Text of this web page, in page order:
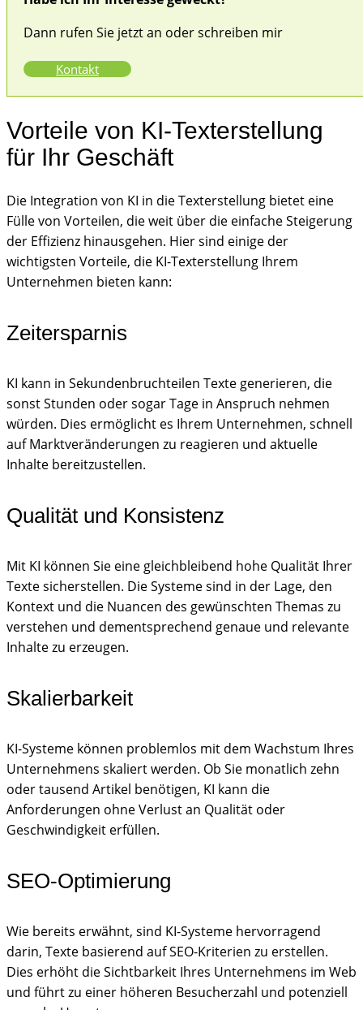
Dann rufen Sie jetzt an oder schreiben mir
Kontakt
Vorteile von KI-Texterstellung
für Ihr Geschäft
Die Integration von KI in die Texterstellung bietet eine
Fülle von Vorteilen, die weit über die einfache Steigerung
der Effizienz hinausgehen. Hier sind einige der
wichtigsten Vorteile, die KI-Texterstellung Ihrem
Unternehmen bieten kann:
Zeitersparnis
KI kann in Sekundenbruchteilen Texte generieren, die
sonst Stunden oder sogar Tage in Anspruch nehmen
würden. Dies ermöglicht es Ihrem Unternehmen, schnell
auf Marktveränderungen zu reagieren und aktuelle
Inhalte bereitzustellen.
Qualität und Konsistenz
Mit KI können Sie eine gleichbleibend hohe Qualität Ihrer
Texte sicherstellen. Die Systeme sind in der Lage, den
Kontext und die Nuancen des gewünschten Themas zu
verstehen und dementsprechend genaue und relevante
Inhalte zu erzeugen.
Skalierbarkeit
KI-Systeme können problemlos mit dem Wachstum Ihres
Unternehmens skaliert werden. Ob Sie monatlich zehn
oder tausend Artikel benötigen, KI kann die
Anforderungen ohne Verlust an Qualität oder
Geschwindigkeit erfüllen.
SEO-Optimierung
Wie bereits erwähnt, sind KI-Systeme hervorragend
darin, Texte basierend auf SEO-Kriterien zu erstellen.
Dies erhöht die Sichtbarkeit Ihres Unternehmens im Web
und führt zu einer höheren Besucherzahl und potenziell